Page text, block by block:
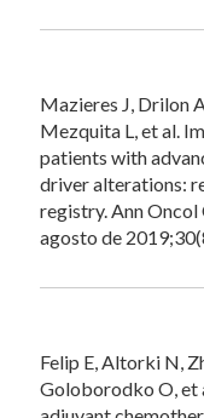
Mazieres J, Drilon
Mezquita L, et al.
patients with
driver alterations:
registry. Ann Oncol
agosto de
Felip E, Altorki N,
Goloborodko O, et